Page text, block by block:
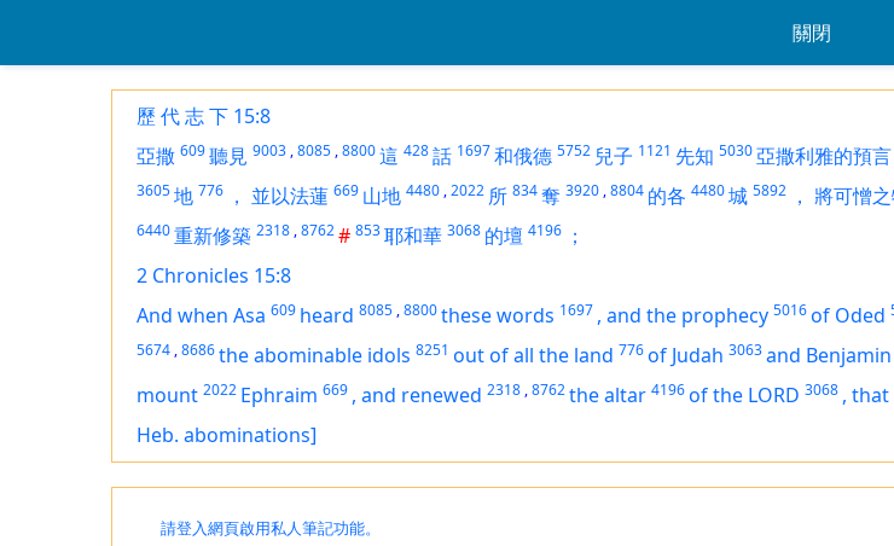
關閉
歷 代 志 下 15:8
亞撒 609聽見 9003 ,8085 ,8800這 428話 1697和俄德 5752 兒子 1121 先知 5030亞撒利雅的預言
3605地 776 ， 並以法蓮 669 山地 4480 ,2022 所 834奪 3920 ,8804 的各 4480城 5892 ， 將可憎
6440重新修築 2318 ,8762# 853耶和華 3068 的壇 4196 ；
2 Chronicles 15:8
And when Asa 609 heard 8085 ,8800these words 1697 , and the prophecy 5016of Oded
5674 ,8686the abominable idols 8251 out of all the land 776of Judah 3063and Benjamin
mount 2022 Ephraim 669 , and renewed 2318 ,8762the altar 4196of the LORD 3068 , that
Heb. abominations]
請登入網頁啟用私人筆記功能。